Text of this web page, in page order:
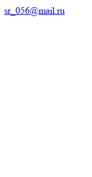
sr_056@mail.ru